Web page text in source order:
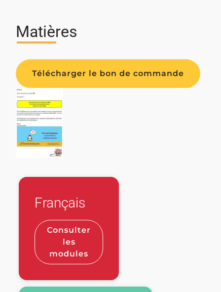
Fondation
MISSION
Matières
Télécharger le bon de commande
Français
Consulter
les
modules